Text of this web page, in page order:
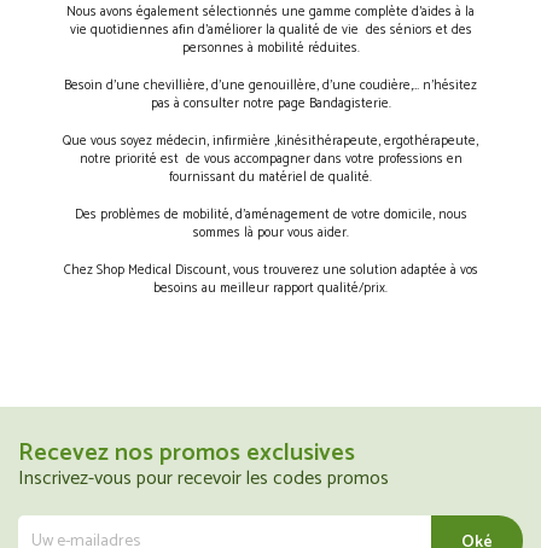
Nous avons également sélectionnés une gamme complète d’aides à la
vie quotidiennes afin d’améliorer la qualité de vie des séniors et des
personnes à mobilité réduites.
Besoin d’une chevillière, d’une genouillère, d’une coudière,… n’hésitez
pas à consulter notre page Bandagisterie.
Que vous soyez médecin, infirmière ,kinésithérapeute, ergothérapeute,
notre priorité est de vous accompagner dans votre professions en
fournissant du matériel de qualité.
Des problèmes de mobilité, d’aménagement de votre domicile, nous
sommes là pour vous aider.
Chez Shop Medical Discount, vous trouverez une solution adaptée à vos
besoins au meilleur rapport qualité/prix.
Recevez nos promos exclusives
Inscrivez-vous pour recevoir les codes promos